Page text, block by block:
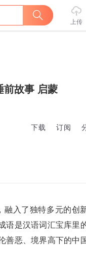
上传
前故事 启蒙
下载 订阅
融入了独特多元的创
语是汉语词汇宝库里
善恶、境界高下的中